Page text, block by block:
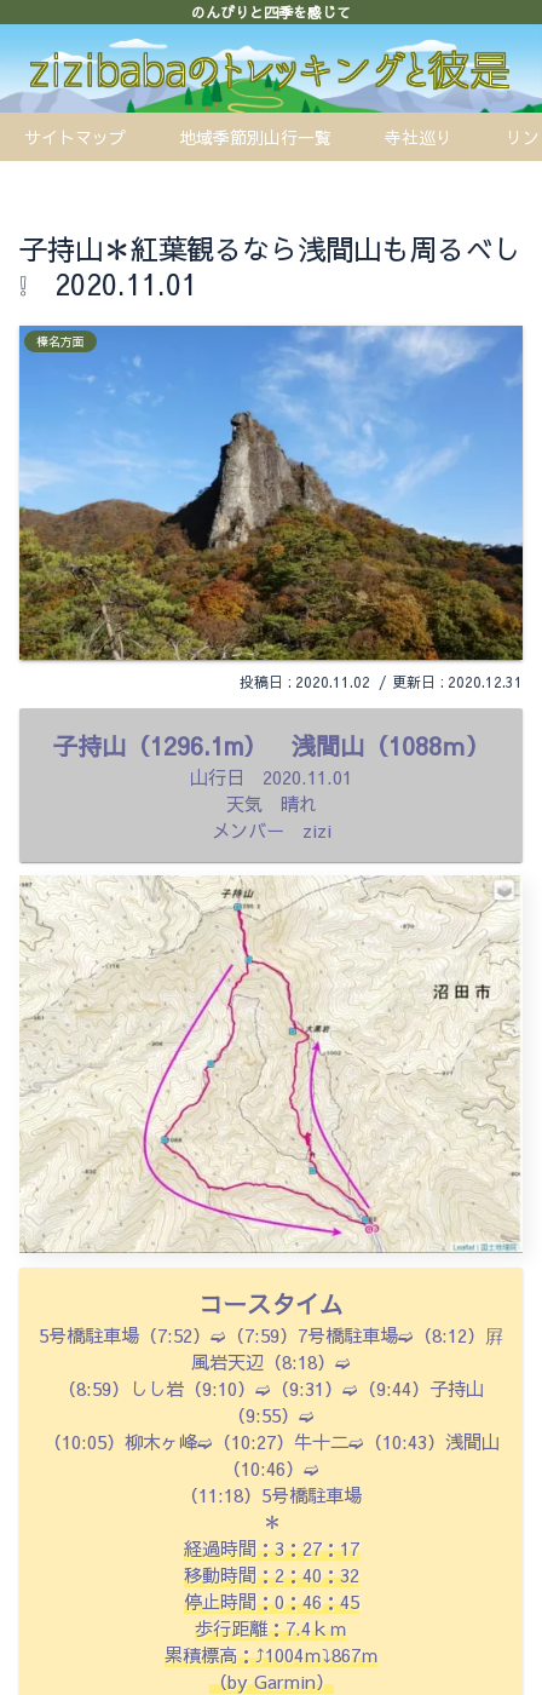
のんびりと四季を感じて
サイトマップ 地域季節別山行一覧 寺社巡り リ
子持山＊紅葉観るなら浅間山も周るべし
❕ 2020.11.01
榛名方面
2020.11.02 2020.12.31
子持山（1296.1m） 浅間山（1088ｍ）
山行日 2020.11.01
天気 晴れ
メンバー zizi
コースタイム
5号橋駐車場（7:52）➫（7:59）7号橋駐車場➫（8:12）屛
風岩天辺（8:18）➫
（8:59）しし岩（9:10）➫（9:31）➫（9:44）子持山
（9:55）➫
（10:05） 柳木ヶ峰➫（10:27）牛十二➫（10:43）浅間山
（10:46）➫
（11:18）5号橋駐車場
＊
経過時間：3：27：17
移動時間：2：40：32
停止時間：0：46：45
歩行距離：7.4ｋｍ
累積標高：⤴1004ｍ⤵867ｍ
（by Garmin）